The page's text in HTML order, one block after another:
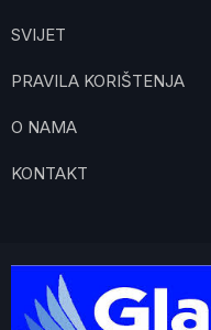
SVIJET
PRAVILA KORIŠTENJA
O NAMA
KONTAKT